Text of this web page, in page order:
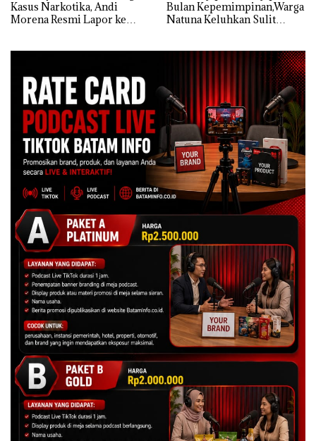
Kasus Narkotika, Andi
Morena Resmi Lapor ke
Bulan Kepemimpinan,Warga
Natuna Keluhkan Sulit